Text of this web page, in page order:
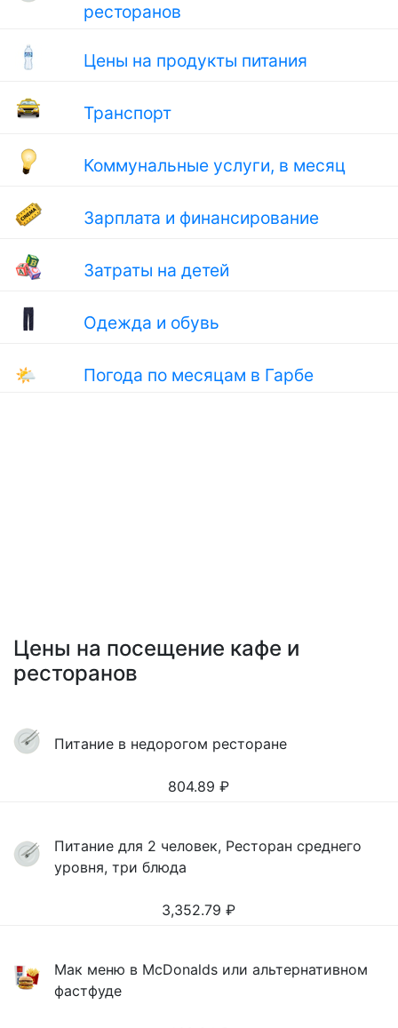
ресторанов
Цены на продукты питания
Транспорт
Коммунальные услуги, в месяц
Зарплата и финансирование
Затраты на детей
Одежда и обувь
🌤 Погода по месяцам в Гарбе
Цены на посещение кафе и
ресторанов
Питание в недорогом ресторане
804.89 ₽
Питание для 2 человек, Ресторан среднего
уровня, три блюда
3,352.79 ₽
Мак меню в McDonalds или альтернативном
фастфуде